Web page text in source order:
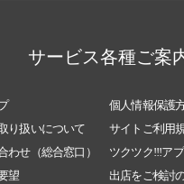
サービス各種ご案
個人情報保護
り扱いについて
サイトご利用
わせ（総合窓口）
ツクツク!!!ア
望
出店をご検討